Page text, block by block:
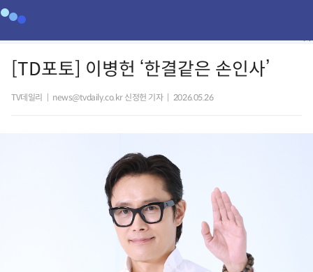
[TD포토] 이병헌 ‘한결같은 손인사’
TV데일리 news@tvdaily.co.kr 신정헌 기자 2026.05.26